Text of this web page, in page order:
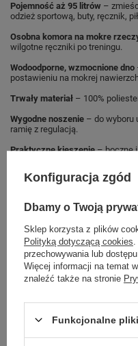
Pojemność aż 95 litrów –
odzież sportową, buty, ręcznik,
Osobna komora na mokre
wilgotne ręczniki po treningu.
Wodoodporne, wzmocnione dno
postawieniu na mokrej
Trwały materiał – 100%
Wygodne noszenie – do wyboru
ramię z regulacją.
Praktyczne kieszenie– boczne
To torba o
dedykowana
sportowcom i
wyjeżdżającym
poszukującym
wytrzymałego
Konfiguracja zgód
Dbamy o Twoją
Sklep korzysta z plików
Polityką dotyczącą cookies
przechowywania lub
Więcej informacji na temat
znaleźć także na stronie
Funkcjonalne